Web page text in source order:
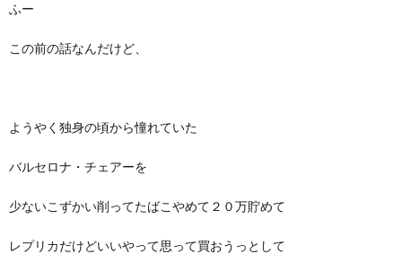
ふー
この前の話なんだけど、
ようやく独身の頃から憧れていた
バルセロナ・チェアーを
少ないこずかい削ってたばこやめて２０万貯めて
レプリカだけどいいやって思って買おうっとして